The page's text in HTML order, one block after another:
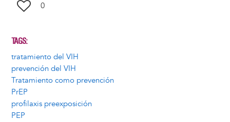
0
TAGS
tratamiento del VIH
prevención del VIH
Tratamiento como prevención
PrEP
profilaxis preexposición
PEP